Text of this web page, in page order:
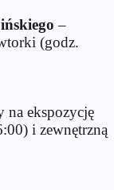
–
(godz.
na ekspozycję
i zewnętrzną